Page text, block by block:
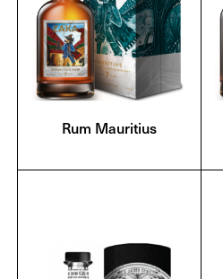
Rum Mauritius